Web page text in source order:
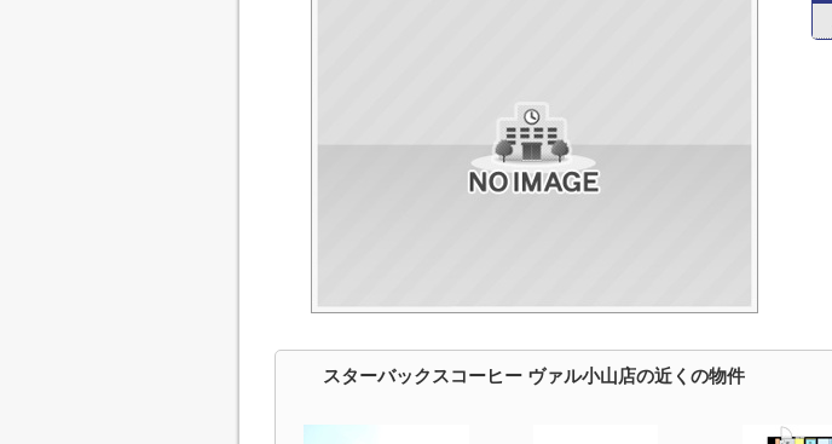
スターバックスコーヒー ヴァル小山店の近くの物件